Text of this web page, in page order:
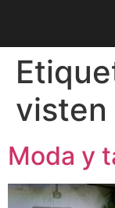
visten
Moda y